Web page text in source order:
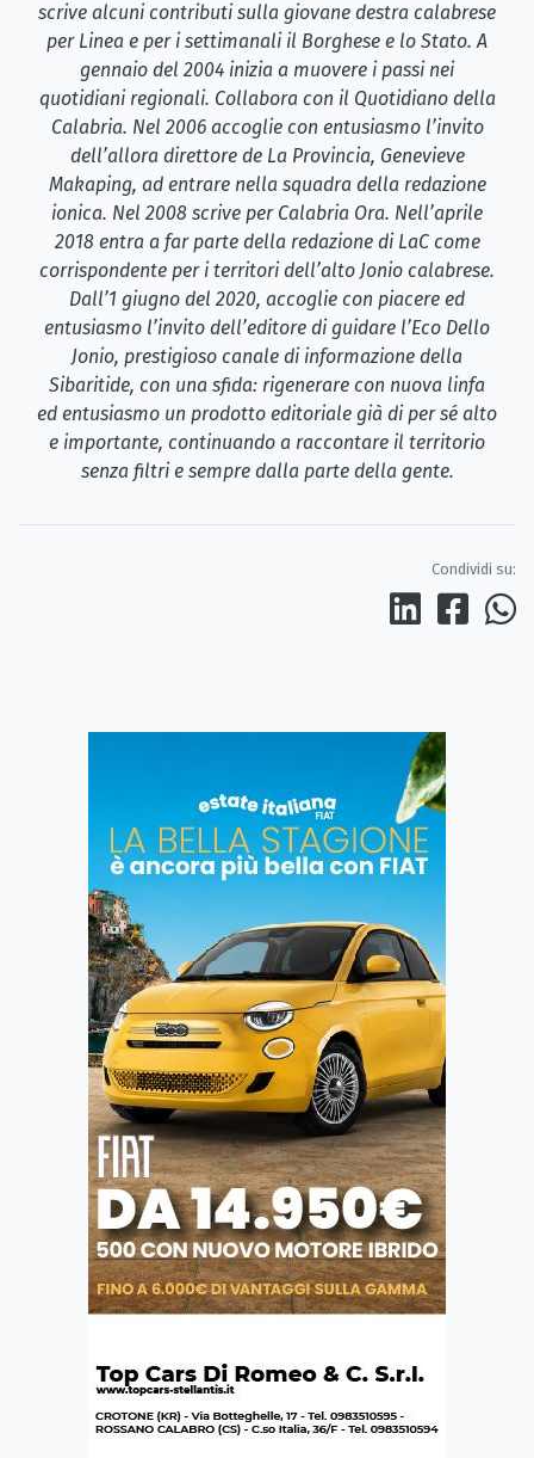
scrive alcuni contributi sulla giovane destra calabrese
per Linea e per i settimanali il Borghese e lo Stato. A
gennaio del 2004 inizia a muovere i passi nei
quotidiani regionali. Collabora con il Quotidiano della
Calabria. Nel 2006 accoglie con entusiasmo l’invito
dell’allora direttore de La Provincia, Genevieve
Makaping, ad entrare nella squadra della redazione
ionica. Nel 2008 scrive per Calabria Ora. Nell’aprile
2018 entra a far parte della redazione di LaC come
corrispondente per i territori dell’alto Jonio calabrese.
Dall’1 giugno del 2020, accoglie con piacere ed
entusiasmo l’invito dell’editore di guidare l’Eco Dello
Jonio, prestigioso canale di informazione della
Sibaritide, con una sfida: rigenerare con nuova linfa
ed entusiasmo un prodotto editoriale già di per sé alto
e importante, continuando a raccontare il territorio
senza filtri e sempre dalla parte della gente.
Condividi su: